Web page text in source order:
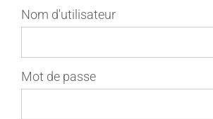
Nom d'utilisateur
Mot de passe